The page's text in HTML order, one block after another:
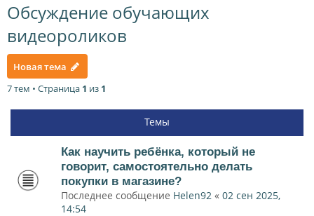
Обсуждение обучающих
видеороликов
Новая тема
7 тем • Страница 1 из 1
Темы
Как научить ребёнка, который не
говорит, самостоятельно делать
покупки в магазине?
Последнее сообщение Helen92 « 02 сен 2025,
14:54